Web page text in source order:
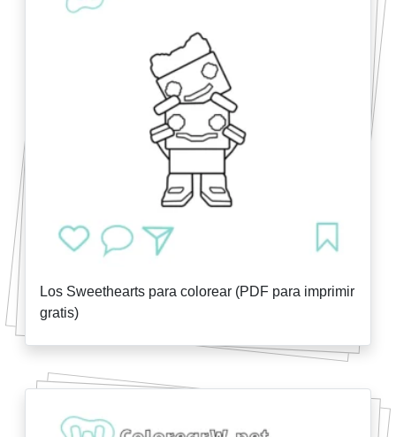
Los Sweethearts para colorear (PDF para imprimir
gratis)